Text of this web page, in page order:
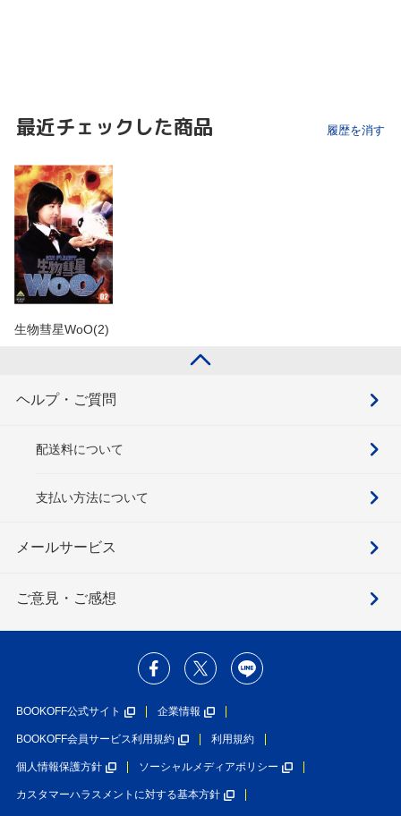
最近チェックした商品 履歴を消す
生物彗星WoO(2)
ヘルプ・ご質問
配送料について
支払い方法について
メールサービス
ご意見・ご感想
BOOKOFF公式サイト 企業情報
BOOKOFF会員サービス利用規約 利用規約
個人情報保護方針 ソーシャルメディアポリシー
カスタマーハラスメントに対する基本方針